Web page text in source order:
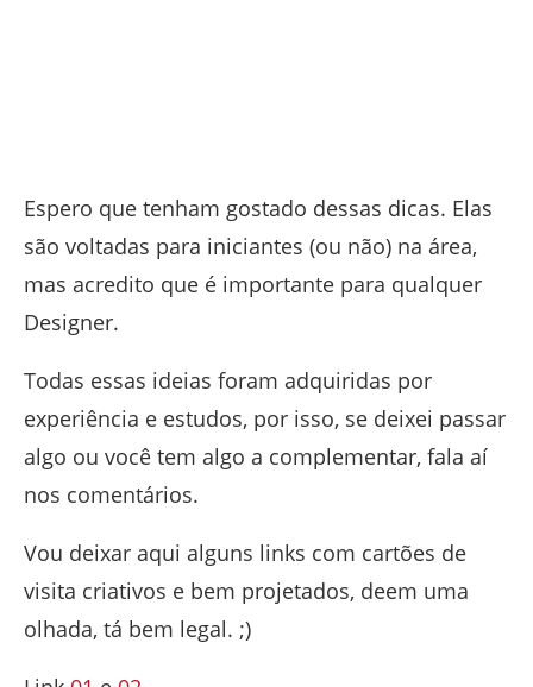
Espero que tenham gostado dessas dicas. Elas
são voltadas para iniciantes (ou não) na área,
mas acredito que é importante para qualquer
Designer.
Todas essas ideias foram adquiridas por
experiência e estudos, por isso, se deixei passar
algo ou você tem algo a complementar, fala aí
nos comentários.
Vou deixar aqui alguns links com cartões de
visita criativos e bem projetados, deem uma
olhada, tá bem legal. ;)